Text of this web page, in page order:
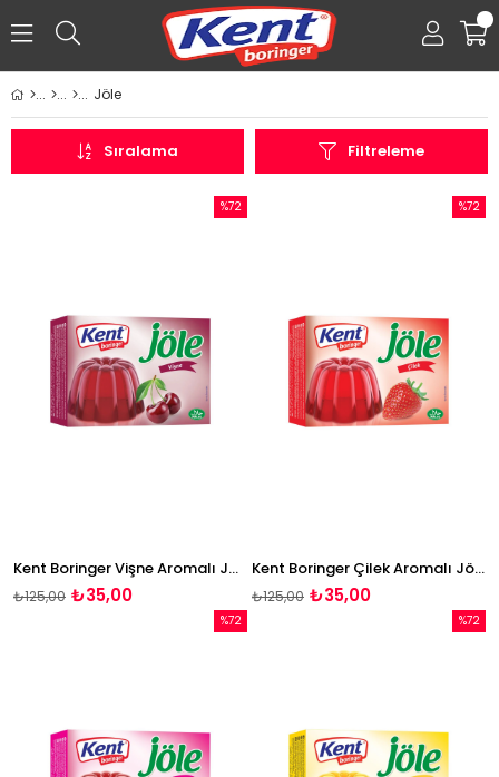
Üye Girişi
0
Jöle
Filtreleme
Sıralama
Kent Boringer Vişne Aromalı Jöle 85g
₺35,00
₺125,00
%72
Kent Boringer Çilek Aromalı Jöle 85g
₺35,00
₺125,00
%72
%72
%72